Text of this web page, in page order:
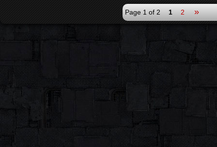
Page 1 of 2 1 2 »